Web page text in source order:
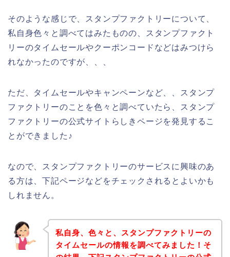
そのような感じで、スタンプファクトリーについて、
私自身色々と調べてはみたものの、スタンプファクト
リーのタイムセールやクーポンコードなどはみつけら
れなかったのですが、、、
ただ、タイムセールやキャンペーンなど、、スタンプ
ファクトリーのことを色々と調べていたら、スタンプ
ファクトリーの公式サイトらしきページを発見するこ
とができました♪
なので、スタンプファクトリーのサービスに興味のあ
る方は、下記ページなどをチェックされるとよいかも
しれません。
私自身、色々と、スタンプファクトリーの
タイムセールの情報を調べてみました！そ